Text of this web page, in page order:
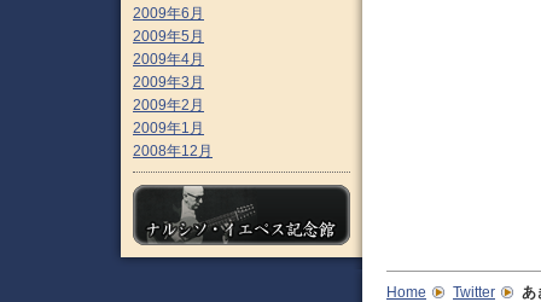
2009年6月
2009年5月
2009年4月
2009年3月
2009年2月
2009年1月
2008年12月
Home Twitter あ